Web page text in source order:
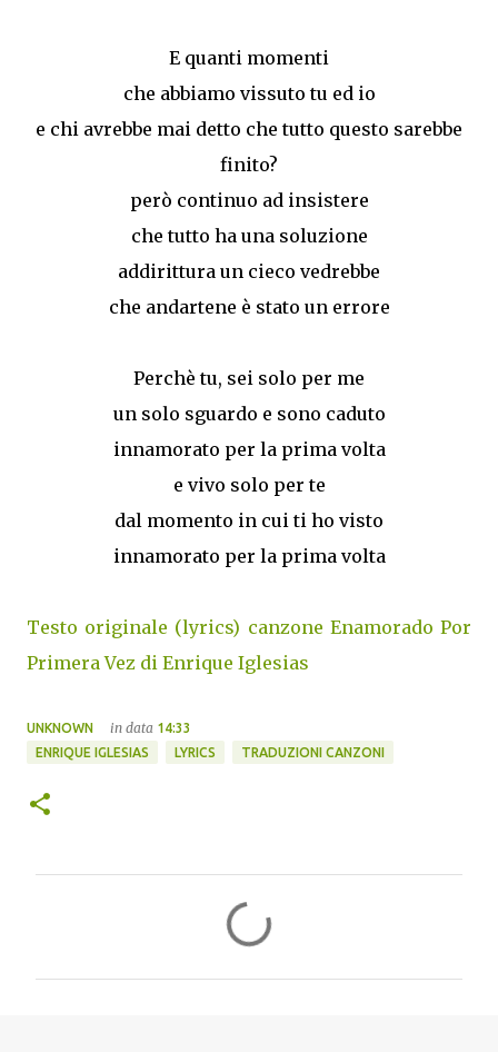
E quanti momenti
che abbiamo vissuto tu ed io
e chi avrebbe mai detto che tutto questo sarebbe
finito?
però continuo ad insistere
che tutto ha una soluzione
addirittura un cieco vedrebbe
che andartene è stato un errore
Perchè tu, sei solo per me
un solo sguardo e sono caduto
innamorato per la prima volta
e vivo solo per te
dal momento in cui ti ho visto
innamorato per la prima volta
Testo originale (lyrics) canzone Enamorado Por
Primera Vez di Enrique Iglesias
UNKNOWN in data 14:33
ENRIQUE IGLESIAS
LYRICS TRADUZIONI CANZONI